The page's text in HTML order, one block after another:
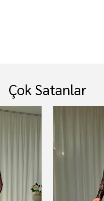
Çok Satanlar